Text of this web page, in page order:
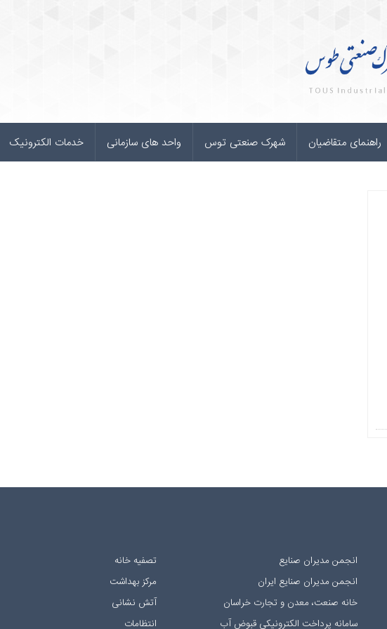
راهنمای متقاضیان شهرک صنعتی توس واحد های سازمانی خدمات الکترونیک
انجمن مدیران صنایع
انجمن مدیران صنایع ایران
خانه صنعت، معدن و تجارت خراسان
سامانه پرداخت الکترونیکی قبوض آب
تصفیه خانه
مرکز بهداشت
آتش نشانی
انتظامات